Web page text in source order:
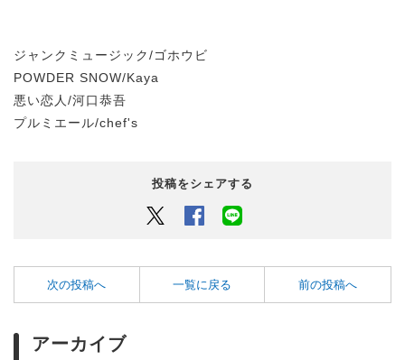
ジャンクミュージック/ゴホウビ
POWDER SNOW/Kaya
悪い恋人/河口恭吾
プルミエール/chef's
投稿をシェアする
Twitter Facebook
次の投稿へ 一覧に戻る 前の投稿へ
アーカイブ